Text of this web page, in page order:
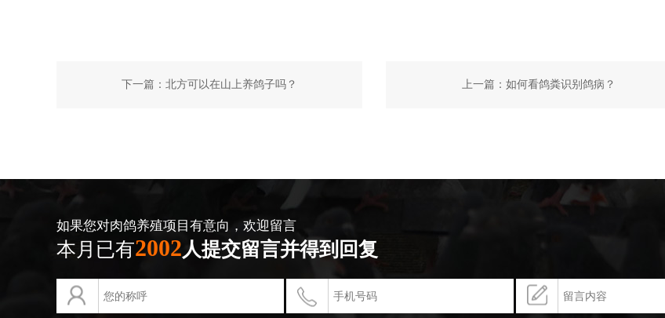
下一篇： 北方可以在山上养鸽子吗？ 上一篇： 如何看鸽粪识别鸽病？
如果您对肉鸽养殖项目有意向，欢迎留言
本月已有2002人提交留言并得到回复